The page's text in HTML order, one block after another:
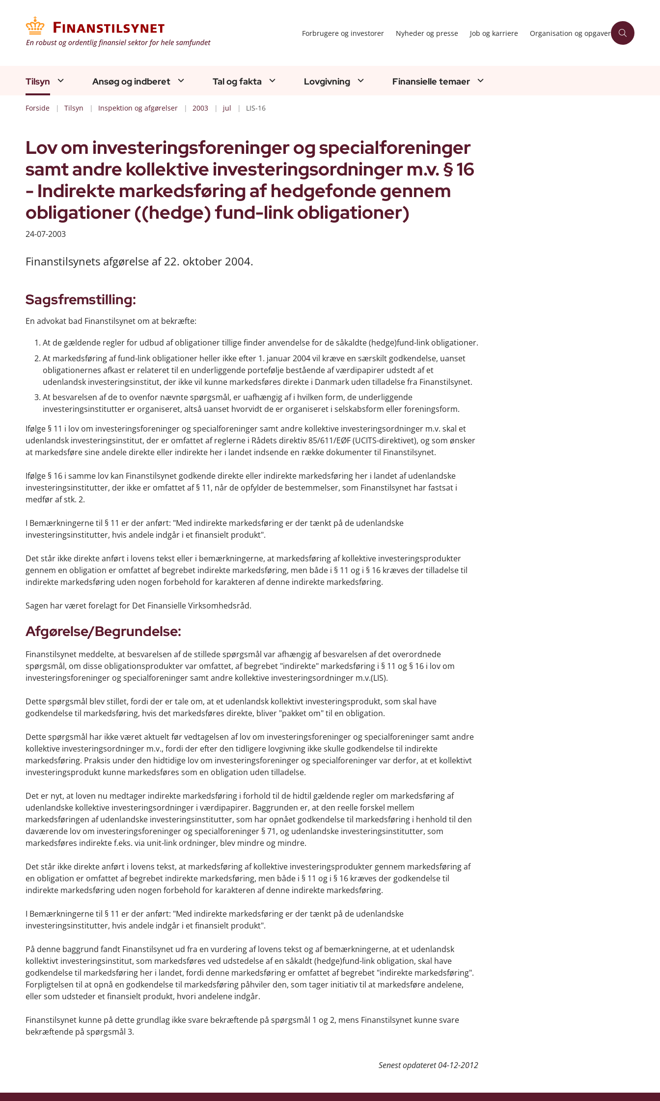
Forbrugere og investorer Nyheder og presse Job og karriere Organisation og opgaver
Tilsyn Ansøg og indberet Tal og fakta Lovgivning Finansielle temaer
Forside Tilsyn Inspektion og afgørelser 2003 jul LIS-16
Lov om investeringsforeninger og specialforeninger
samt andre kollektive investeringsordninger m.v. § 16
- Indirekte markedsføring af hedgefonde gennem
obligationer ((hedge) fund-link obligationer)
24-07-2003
Finanstilsynets afgørelse af 22. oktober 2004.
Sagsfremstilling:
En advokat bad Finanstilsynet om at bekræfte:
At de gældende regler for udbud af obligationer tillige finder anvendelse for de såkaldte (hedge)fund-link obligationer.
At markedsføring af fund-link obligationer heller ikke efter 1. januar 2004 vil kræve en særskilt godkendelse, uanset
obligationernes afkast er relateret til en underliggende portefølje bestående af værdipapirer udstedt af et
udenlandsk investeringsinstitut, der ikke vil kunne markedsføres direkte i Danmark uden tilladelse fra Finanstilsynet.
At besvarelsen af de to ovenfor nævnte spørgsmål, er uafhængig af i hvilken form, de underliggende
investeringsinstitutter er organiseret, altså uanset hvorvidt de er organiseret i selskabsform eller foreningsform.
Ifølge § 11 i lov om investeringsforeninger og specialforeninger samt andre kollektive investeringsordninger m.v. skal et
udenlandsk investeringsinstitut, der er omfattet af reglerne i Rådets direktiv 85/611/EØF (UCITS-direktivet), og som ønsker
at markedsføre sine andele direkte eller indirekte her i landet indsende en række dokumenter til Finanstilsynet.
Ifølge § 16 i samme lov kan Finanstilsynet godkende direkte eller indirekte markedsføring her i landet af udenlandske
investeringsinstitutter, der ikke er omfattet af § 11, når de opfylder de bestemmelser, som Finanstilsynet har fastsat i
medfør af stk. 2.
I Bemærkningerne til § 11 er der anført: "Med indirekte markedsføring er der tænkt på de udenlandske
investeringsinstitutter, hvis andele indgår i et finansielt produkt".
Det står ikke direkte anført i lovens tekst eller i bemærkningerne, at markedsføring af kollektive investeringsprodukter
gennem en obligation er omfattet af begrebet indirekte markedsføring, men både i § 11 og i § 16 kræves der tilladelse til
indirekte markedsføring uden nogen forbehold for karakteren af denne indirekte markedsføring.
Sagen har været forelagt for Det Finansielle Virksomhedsråd.
Afgørelse/Begrundelse:
Finanstilsynet meddelte, at besvarelsen af de stillede spørgsmål var afhængig af besvarelsen af det overordnede
spørgsmål, om disse obligationsprodukter var omfattet, af begrebet "indirekte" markedsføring i § 11 og § 16 i lov om
investeringsforeninger og specialforeninger samt andre kollektive investeringsordninger m.v.(LIS).
Dette spørgsmål blev stillet, fordi der er tale om, at et udenlandsk kollektivt investeringsprodukt, som skal have
godkendelse til markedsføring, hvis det markedsføres direkte, bliver "pakket om" til en obligation.
Dette spørgsmål har ikke været aktuelt før vedtagelsen af lov om investeringsforeninger og specialforeninger samt andre
kollektive investeringsordninger m.v., fordi der efter den tidligere lovgivning ikke skulle godkendelse til indirekte
markedsføring. Praksis under den hidtidige lov om investeringsforeninger og specialforeninger var derfor, at et kollektivt
investeringsprodukt kunne markedsføres som en obligation uden tilladelse.
Det er nyt, at loven nu medtager indirekte markedsføring i forhold til de hidtil gældende regler om markedsføring af
udenlandske kollektive investeringsordninger i værdipapirer. Baggrunden er, at den reelle forskel mellem
markedsføringen af udenlandske investeringsinstitutter, som har opnået godkendelse til markedsføring i henhold til den
daværende lov om investeringsforeninger og specialforeninger § 71, og udenlandske investeringsinstitutter, som
markedsføres indirekte f.eks. via unit-link ordninger, blev mindre og mindre.
Det står ikke direkte anført i lovens tekst, at markedsføring af kollektive investeringsprodukter gennem markedsføring af
en obligation er omfattet af begrebet indirekte markedsføring, men både i § 11 og i § 16 kræves der godkendelse til
indirekte markedsføring uden nogen forbehold for karakteren af denne indirekte markedsføring.
I Bemærkningerne til § 11 er der anført: "Med indirekte markedsføring er der tænkt på de udenlandske
investeringsinstitutter, hvis andele indgår i et finansielt produkt".
På denne baggrund fandt Finanstilsynet ud fra en vurdering af lovens tekst og af bemærkningerne, at et udenlandsk
kollektivt investeringsinstitut, som markedsføres ved udstedelse af en såkaldt (hedge)fund-link obligation, skal have
godkendelse til markedsføring her i landet, fordi denne markedsføring er omfattet af begrebet "indirekte markedsføring".
Forpligtelsen til at opnå en godkendelse til markedsføring påhviler den, som tager initiativ til at markedsføre andelene,
eller som udsteder et finansielt produkt, hvori andelene indgår.
Finanstilsynet kunne på dette grundlag ikke svare bekræftende på spørgsmål 1 og 2, mens Finanstilsynet kunne svare
bekræftende på spørgsmål 3.
Senest opdateret04-12-2012